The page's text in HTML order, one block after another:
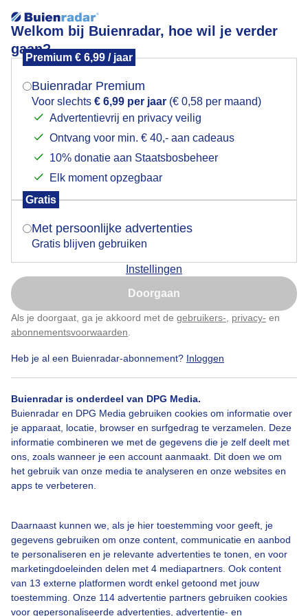
Welkom bij Buienradar, hoe wil je verder
gaan?
Premium € 6,99 / jaar
Buienradar Premium
Voor slechts € 6,99 per jaar (€ 0,58 per maand)
Advertentievrij en privacy veilig
Ontvang voor min. € 40,- aan cadeaus
10% donatie aan Staatsbosbeheer
Elk moment opzegbaar
Gratis
Met persoonlijke advertenties
Gratis blijven gebruiken
Instellingen
Doorgaan
Als je doorgaat, ga je akkoord met de gebruikers- privacy- en
abonnementsvoorwaarden
Heb je al een Buienradar-abonnement? Inloggen
Buienradar is onderdeel van DPG Media.
Buienradar en DPG Media gebruiken cookies om informatie over
je apparaat, locatie, browser en surfgedrag te verzamelen. Deze
informatie combineren we met de gegevens die je zelf deelt met
ons, zoals wanneer je een account aanmaakt. Dit doen we om
het gebruik van onze media te analyseren en onze websites en
apps te verbeteren.
Daarnaast kunnen we, als je hier toestemming voor geeft, je
gegevens gebruiken om onze content, communicatie en aanbod
te personaliseren en je relevante advertenties te tonen, en voor
marketingdoeleinden delen met 4 mediapartners. Ook content
van 13 externe platformen wordt enkel getoond met jouw
toestemming. Onze 114 advertentie partners gebruiken cookies
voor gepersonaliseerde advertenties, advertentie- en
pluizenbol
Een moment geduld aub...
Populaire categorieën
Lente
Zomer
Over Buienradar
Bedrijfsgegevens
Veelgestelde vragen
Contact
Toegankelijkheid
Buienradar Team
Privacy beleid
Cookie beleid
Privacy instellingen
Mogen we je locatie gebruiken voor het
Indien je hier nog geen akkoord op hebt gegeven,
verschijnt er zo een pop-up uit je browser waarin
Is goed, toon de popup
Nu niet, misschien later
Klik hierom dit aan te passen